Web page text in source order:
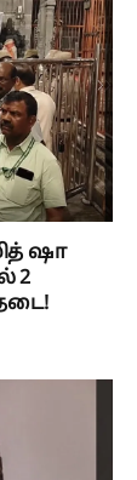
ஷா
2